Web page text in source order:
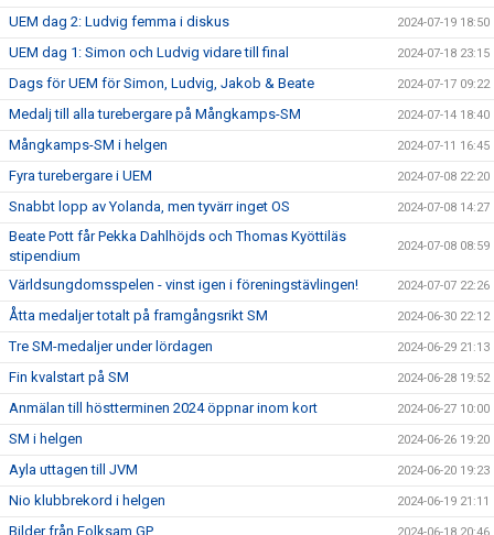
UEM dag 2: Ludvig femma i diskus 2024-07-19 18:50
UEM dag 1: Simon och Ludvig vidare till final 2024-07-18 23:15
Dags för UEM för Simon, Ludvig, Jakob & Beate 2024-07-17 09:22
Medalj till alla turebergare på Mångkamps-SM 2024-07-14 18:40
Mångkamps-SM i helgen 2024-07-11 16:45
Fyra turebergare i UEM 2024-07-08 22:20
Snabbt lopp av Yolanda, men tyvärr inget OS 2024-07-08 14:27
Beate Pott får Pekka Dahlhöjds och Thomas Kyöttiläs
stipendium
2024-07-08 08:59
Världsungdomsspelen - vinst igen i föreningstävlingen! 2024-07-07 22:26
Åtta medaljer totalt på framgångsrikt SM 2024-06-30 22:12
Tre SM-medaljer under lördagen 2024-06-29 21:13
Fin kvalstart på SM 2024-06-28 19:52
Anmälan till höstterminen 2024 öppnar inom kort 2024-06-27 10:00
SM i helgen 2024-06-26 19:20
Ayla uttagen till JVM 2024-06-20 19:23
Nio klubbrekord i helgen 2024-06-19 21:11
Bilder från Folksam GP